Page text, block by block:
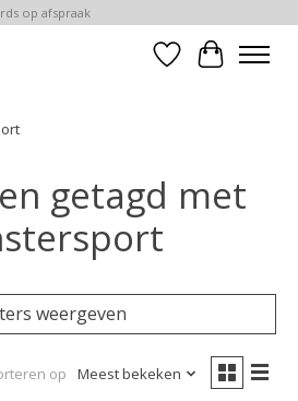
op afspraak
Verlanglijst
getagd met
weergeven
op Meest bekeken